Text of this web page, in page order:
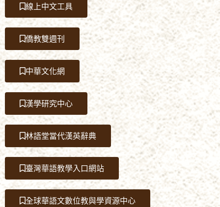
線上中文工具
僑教雙週刊
中華文化網
漢學研究中心
林語堂當代漢英辭典
臺灣華語教學入口網站
全球華語文數位教與學資源中心